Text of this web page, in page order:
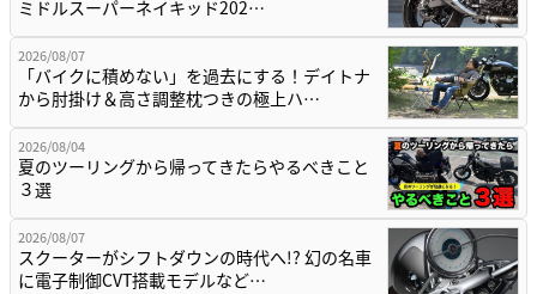
ミドルスーパーネイキッド202…
2026/08/07
「バイクに積めない」を過去にする！デイトナ
から肘掛け＆高さ調整枕つきの極上ハ…
2026/08/04
夏のツーリングから帰ってきたらやるべきこと
３選
2026/08/07
スクーターがシフトダウンの時代へ!? 幻の名車
に電子制御CVT搭載モデルなど…